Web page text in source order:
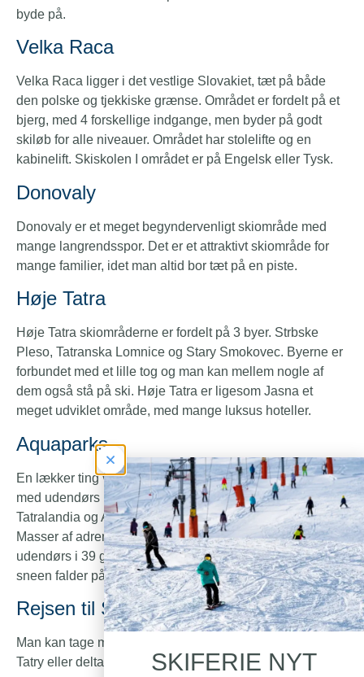
byde på.
Velka Raca
Velka Raca ligger i det vestlige Slovakiet, tæt på både
den polske og tjekkiske grænse. Området er fordelt på et
bjerg, med 4 forskellige indgange, men byder på godt
skiløb for alle niveauer. Området har stolelifte og en
kabinelift. Skiskolen I området er på Engelsk eller Tysk.
Donovaly
Donovaly er et meget begyndervenligt skiområde med
mange langrendsspor. Det er et attraktivt skiområde for
mange familier, idet man altid bor tæt på en piste.
Høje Tatra
Høje Tatra skiområderne er fordelt på 3 byer. Strbske
Pleso, Tatranska Lomnice og Stary Smokovec. Byerne er
forbundet med et lille tog og man kan mellem nogle af
dem også stå på ski. Høje Tatra er ligesom Jasna et
meget udviklet område, med mange luksus hoteller.
Aquaparks
En lækker ting ved Ski Slovakiet er de mange Aquaparks
med udendørs pools med Thermalvand. Besonova,
Tatralandia og Aquacity Poprad er alle et besøg værd.
Masser af adrenalin vandrutchebaner og man kan bade
udendørs i 39 graders varmt Thermalvand , alt imens
sneen falder på ens hoved.
Rejsen til Slovakiet
Man kan tage med fly til Krakow, Bratislava eller Popard
Tatry eller deltage på en af vores busrejser.
SKIFERIE NYT